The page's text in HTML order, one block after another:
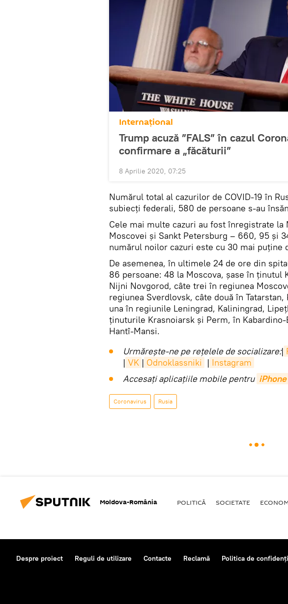
Internaţional
Trump acuză ”FALS” în cazul
confirmare a „făcăturii”
8 Aprilie 2020, 07:25
Numărul total al cazurilor de COVID-19 în
subiecți federali, 580 de persoane s-au
Cele mai multe cazuri au fost înregistrate la
Moscovei și Sankt Petersburg – 660, 95 și
numărul noilor cazuri este cu 30 mai puține
De asemenea, în ultimele 24 de ore din
86 persoane: 48 la Moscova, șase în ținutul
Nijni Novgorod, câte trei în regiunea
regiunea Sverdlovsk, câte două în
una în regiunile Leningrad, Kaliningrad,
ținuturile Krasnoiarsk și Perm, în
Hantî-Mansi.
Urmărește-ne pe rețelele de socializare:|
| VK | Odnoklassniki | Instagram
Accesaţi aplicaţiile mobile pentru iPhone
Coronavirus Rusia
Moldova-România POLITICĂ SOCIETATE
Despre proiect Reguli de utilizare Contacte Reclamă Politica de